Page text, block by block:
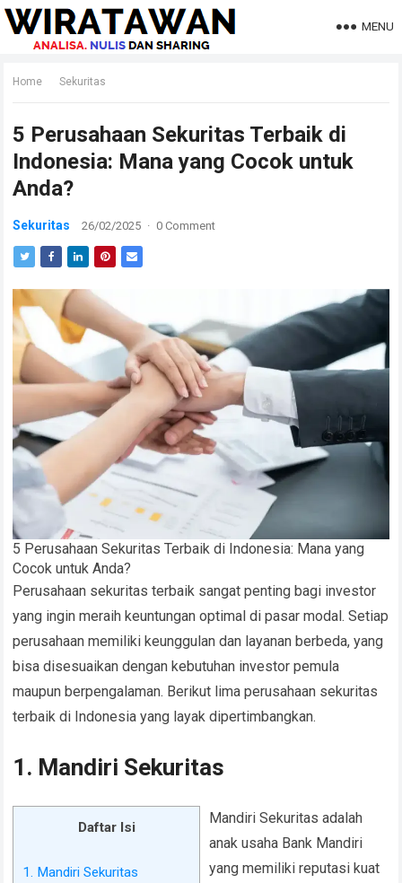
MENU
Home Sekuritas
5 Perusahaan Sekuritas Terbaik di
Indonesia: Mana yang Cocok untuk
Anda?
Sekuritas 26/02/2025 · 0 Comment
5 Perusahaan Sekuritas Terbaik di Indonesia: Mana yang
Cocok untuk Anda?
Perusahaan sekuritas terbaik sangat penting bagi investor
yang ingin meraih keuntungan optimal di pasar modal. Setiap
perusahaan memiliki keunggulan dan layanan berbeda, yang
bisa disesuaikan dengan kebutuhan investor pemula
maupun berpengalaman. Berikut lima perusahaan sekuritas
terbaik di Indonesia yang layak dipertimbangkan.
1. Mandiri Sekuritas
Daftar Isi
1. Mandiri Sekuritas
Mandiri Sekuritas adalah
anak usaha Bank Mandiri
yang memiliki reputasi kuat